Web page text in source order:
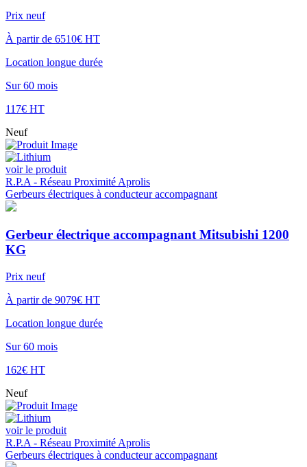
Prix neuf
À partir de 6510€ HT
Location longue durée
Sur 60 mois
117€ HT
Neuf
voir le produit
R.P.A - Réseau Proximité Aprolis
Gerbeurs électriques à conducteur accompagnant
Gerbeur électrique accompagnant Mitsubishi 1200
KG
Prix neuf
À partir de 9079€ HT
Location longue durée
Sur 60 mois
162€ HT
Neuf
voir le produit
R.P.A - Réseau Proximité Aprolis
Gerbeurs électriques à conducteur accompagnant